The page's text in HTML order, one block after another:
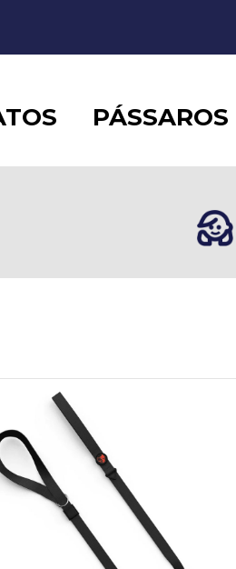
PÁSSAROS